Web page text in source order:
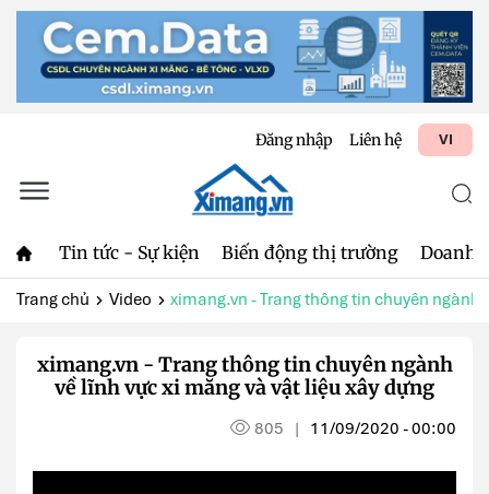
Đăng nhập Liên hệ VI
Tin tức - Sự kiện Biến động thị trường Doanh
Trang chủ Video ximang.vn - Trang thông tin chuyên ngành
ximang.vn - Trang thông tin chuyên ngành
về lĩnh vực xi măng và vật liệu xây dựng
805 | 11/09/2020 - 00:00